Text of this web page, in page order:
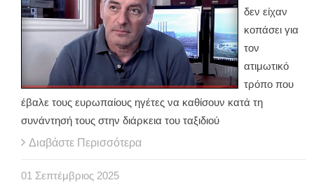
δεν είχαν
κοπάσει για
τον
ατιμωτικό
τρόπο που
έβαλε τους ευρωπαίους ηγέτες να καθίσουν κατά τη
συνάντησή τους στην διάρκεια του ταξιδιού
Διαβάστε Περισσότερα
01 Σεπτέμβριος 2025